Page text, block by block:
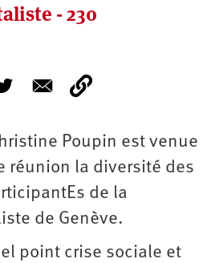
- 230
Poupin est venue
réunion la diversité des
de la
de Genève.
point crise sociale et